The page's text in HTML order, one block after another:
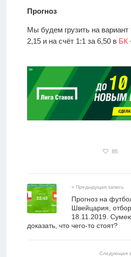
Прогноз
Мы будем грузить на
2,15 и на счёт 1:1 за 6,50 в БК
85
« Предыдущая запись
Прогноз на
Швейцария,
18.11.2019.
доказать, что чего-то стоят?
Следующая